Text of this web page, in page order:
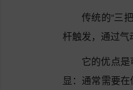
传统的“三
杆触发，通过
它的优点
显：通常需要